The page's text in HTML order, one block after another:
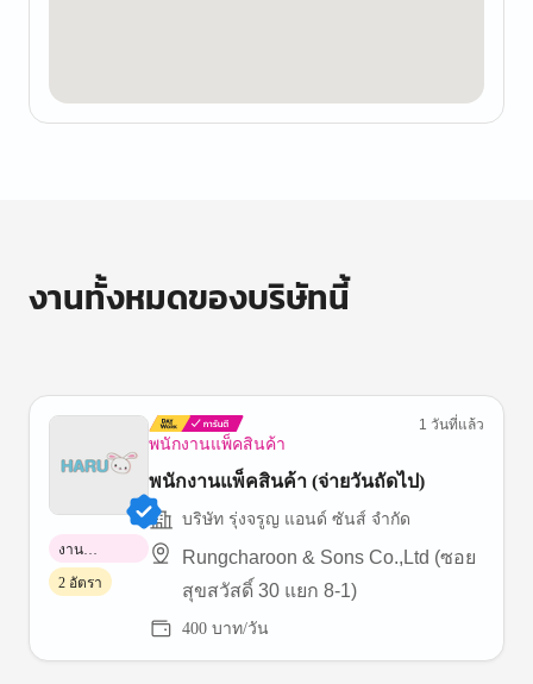
งานทั้งหมดของบริษัทนี้
พนักงานแพ็คสินค้า
1 วันที่แล้ว
พนักงานแพ็คสินค้า (จ่ายวันถัดไป)
บริษัท รุ่งจรูญ แอนด์ ซันส์ จำกัด
Rungcharoon & Sons Co.,Ltd (ซอย
สุขสวัสดิ์ 30 แยก 8-1)
400 บาท/วัน
งาน
พาร์ทไทม์
2 อัตรา